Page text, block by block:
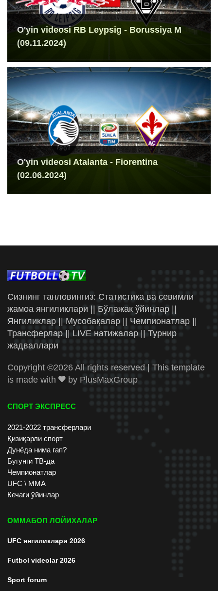
O'yin videosi RB Leypsig - Borussiya M
(09.11.2024)
O'yin videosi Atalanta - Fiorentina
(02.06.2024)
Сизнинг танловингиз: Статистика ва севимли
жамоа янгиликлари || Бўлажак ўйинлар ||
Янгиликлар || Мусобақалар || Чемпионатлар ||
Трансферлар || LIVE натижалар || Турнир
жадваллари
Copyright ©2026 All rights reserved | This template
is made with
by PlusMaxGroup
СПОРТ ЭКСПРЕСС
2021-2022 трансферлари
Қизиқарли спорт
Дунёда нима гап?
Бугунги ТВ-да
Чемпионатлар
UFC \ ММА
Кечаги ўйинлар
ОММАБОП ЛОЙИХАЛАР
UFC янгиликлари 2026
Futbol videolar 2026
Sport forum